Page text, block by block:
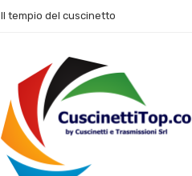
Il tempio del cuscinetto